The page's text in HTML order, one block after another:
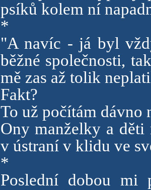
psíků kolem ní
*
"A navíc - já byl
běžné společnosti,
mě zas až tolik
Fakt?
To už počítám dávno
Ony manželky a děti
v ústraní v klidu ve
*
Poslední dobou mi